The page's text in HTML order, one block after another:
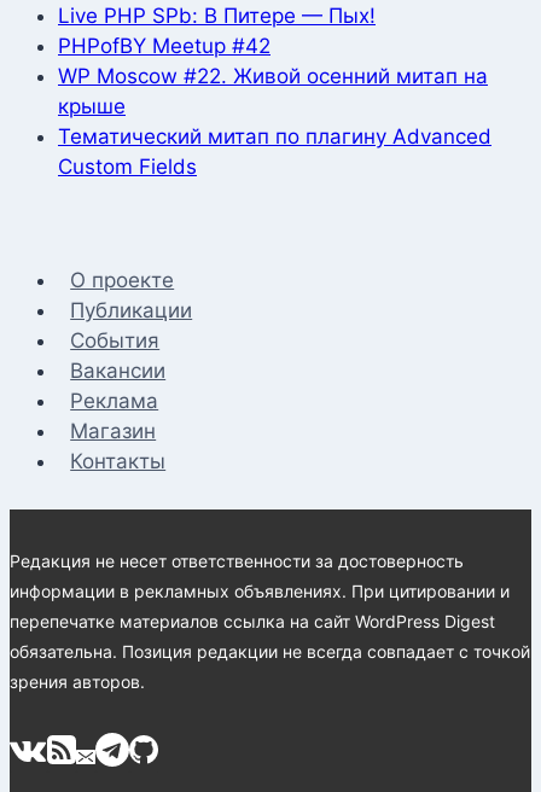
Live PHP SPb: В Питере — Пых!
PHPofBY Meetup #42
WP Moscow #22. Живой осенний митап на
крыше
Тематический митап по плагину Advanced
Custom Fields
О проекте
Публикации
События
Вакансии
Реклама
Магазин
Контакты
Редакция не несет ответственности за достоверность
информации в рекламных объявлениях. При цитировании и
перепечатке материалов ссылка на сайт WordPress Digest
обязательна. Позиция редакции не всегда совпадает с точкой
зрения авторов.